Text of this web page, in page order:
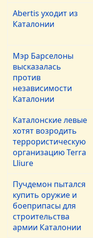
Abertis уходит из
Каталонии
Мэр Барселоны
высказалась
против
независимости
Каталонии
Каталонские левые
хотят возродить
террористическую
организацию Terra
Lliure
Пучдемон пытался
купить оружие и
боеприпасы для
строительства
армии Каталонии